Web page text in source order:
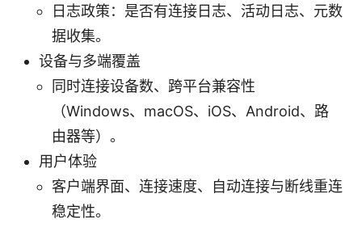
日志政策：是否有连接日志、活动日志、元数
据收集。
设备与多端覆盖
同时连接设备数、跨平台兼容性
（Windows、macOS、iOS、Android、路
由器等）。
用户体验
客户端界面、连接速度、自动连接与断线重连
稳定性。